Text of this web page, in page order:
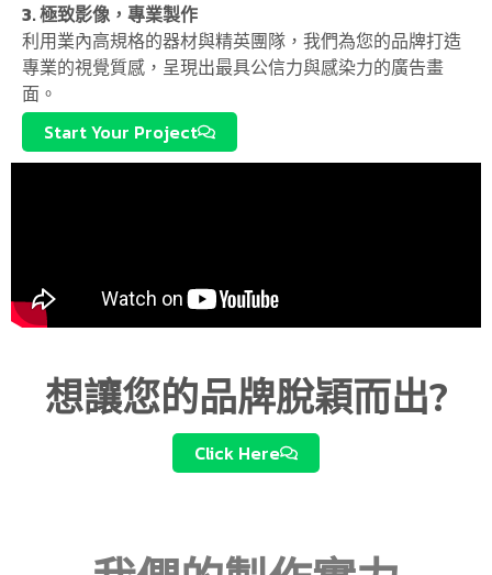
3. 極致影像，專業製作
利用業內高規格的器材與精英團隊，我們為您的品牌打造
專業的視覺質感，呈現出最具公信力與感染力的廣告畫
面。
Start Your Project
想讓您的品牌脫穎而出?
Click Here